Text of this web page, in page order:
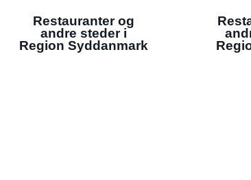
Restauranter og
andre steder i
Region Syddanmark